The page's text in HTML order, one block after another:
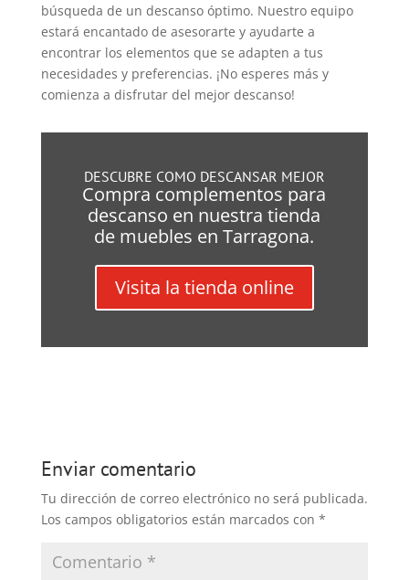
búsqueda de un descanso óptimo. Nuestro equipo
estará encantado de asesorarte y ayudarte a
encontrar los elementos que se adapten a tus
necesidades y preferencias. ¡No esperes más y
comienza a disfrutar del mejor descanso!
DESCUBRE COMO DESCANSAR MEJOR
Compra complementos para
descanso en nuestra tienda
de muebles en Tarragona.
Visita la tienda online
Enviar comentario
Tu dirección de correo electrónico no será publicada.
Los campos obligatorios están marcados con *